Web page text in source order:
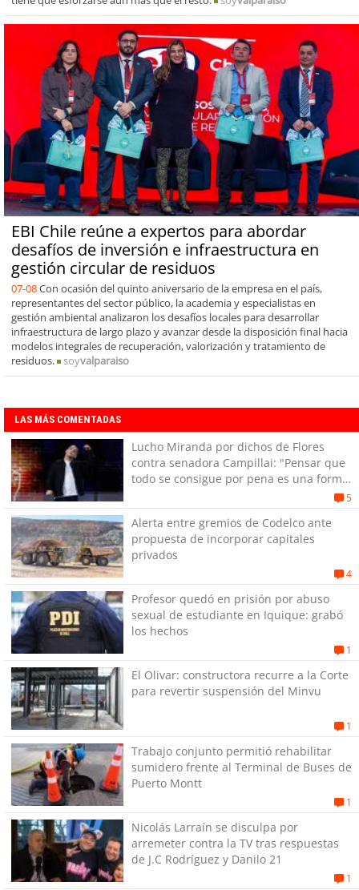
EBI Chile reúne a expertos para abordar
desafíos de inversión e infraestructura en
gestión circular de residuos
07-08Con ocasión del quinto aniversario de la empresa en el país,
representantes del sector público, la academia y especialistas en
gestión ambiental analizaron los desafíos locales para desarrollar
infraestructura de largo plazo y avanzar desde la disposición final hacia
modelos integrales de recuperación, valorización y tratamiento de
residuos.
soyvalparaiso
LAS MÁS COMENTADAS
Lucho Miranda por dichos de Flores
contra senadora Campillai: "Pensar que
todo se consigue por pena es una forma
5
Alerta entre gremios de Codelco ante
propuesta de incorporar capitales
privados
4
Profesor quedó en prisión por abuso
sexual de estudiante en Iquique: grabó
los hechos
1
El Olivar: constructora recurre a la Corte
para revertir suspensión del Minvu
1
Trabajo conjunto permitió rehabilitar
sumidero frente al Terminal de Buses de
Puerto Montt
1
Nicolás Larraín se disculpa por
arremeter contra la TV tras respuestas
de J.C Rodríguez y Danilo 21
1